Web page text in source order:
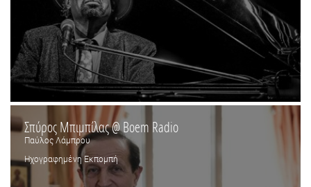
Σπύρος Μπιμπίλας @ Boem Radio
Παύλος Λάμπρου
Ηχογραφημένη Εκπομπή